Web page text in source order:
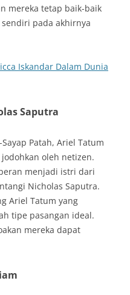
mereka tetap baik-baik
pada akhirnya
Iskandar Dalam Dunia
Saputra
Patah, Ariel Tatum
oleh netizen.
menjadi istri dari
Nicholas Saputra.
Ariel Tatum yang
tipe pasangan ideal.
mereka dapat